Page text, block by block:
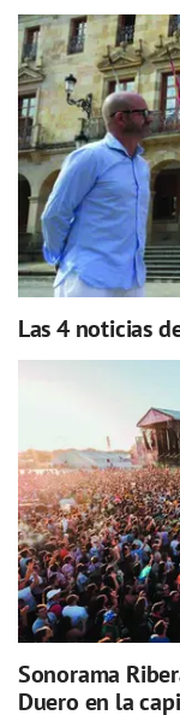
Las 4 noticias
Sonorama
Duero en la